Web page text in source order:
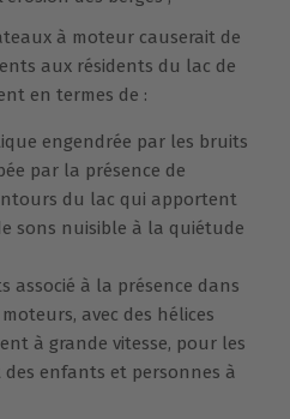
à moteur causerait de
aux résidents du lac de
en termes de :
engendrée par les bruits
par la présence de
du lac qui apportent
sons nuisible à la quiétude
associé à la présence dans
avec des hélices
à grande vitesse, pour les
enfants et personnes à